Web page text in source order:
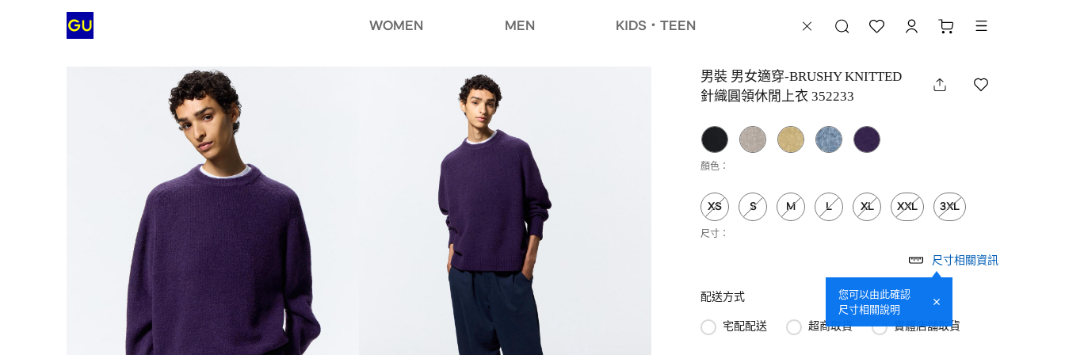
WOMEN MEN KIDS・TEEN
男裝 男女適穿-BRUSHY KNITTED
針織圓領休閒上衣 352233
顏色：
XS S M L XL XXL 3XL
尺寸：
尺寸相關資訊
您可以由此確認
尺寸相關說明
配送方式
宅配配送 超商取貨 實體店舖取貨